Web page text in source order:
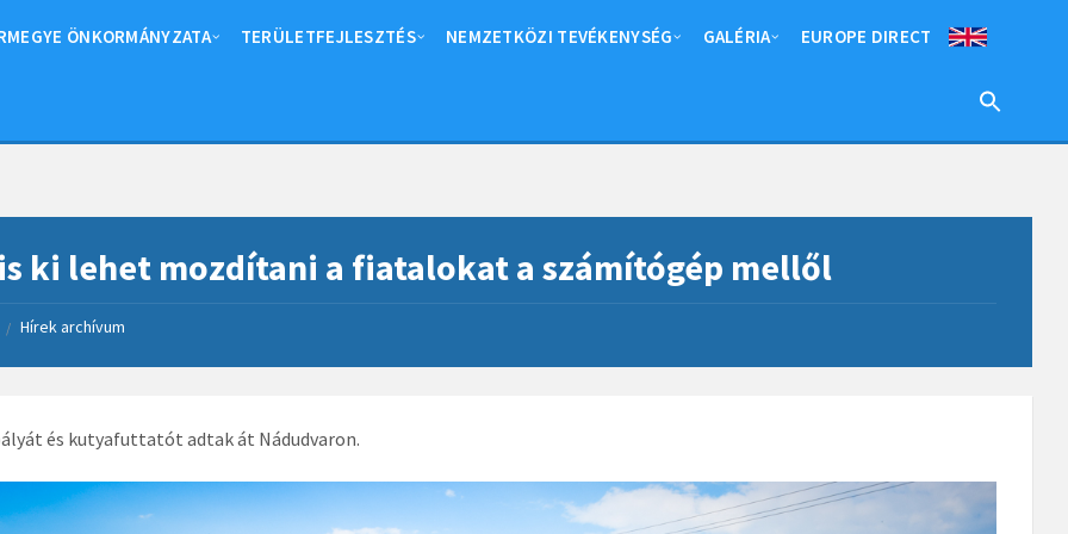
ÖNKORMÁNYZATA TERÜLETFEJLESZTÉS NEMZETKÖZI TEVÉKENYSÉG GALÉRIA EUROPE DIRECT
ki lehet mozdítani a fiatalokat a számítógép mellől
/ Hírek archívum
és kutyafuttatót adtak át Nádudvaron.